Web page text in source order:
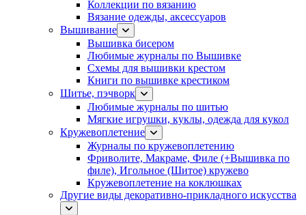
Коллекции по вязанию
Вязание одежды, аксессуаров
Вышивание
Вышивка бисером
Любимые журналы по Вышивке
Схемы для вышивки крестом
Книги по вышивке крестиком
Шитье, пэчворк
Любимые журналы по шитью
Мягкие игрушки, куклы, одежда для кукол
Кружевоплетение
Журналы по кружевоплетению
Фриволите, Макраме, Филе (+Вышивка по
филе), Игольное (Шитое) кружево
Кружевоплетение на коклюшках
Другие виды декоративно-прикладного искусства